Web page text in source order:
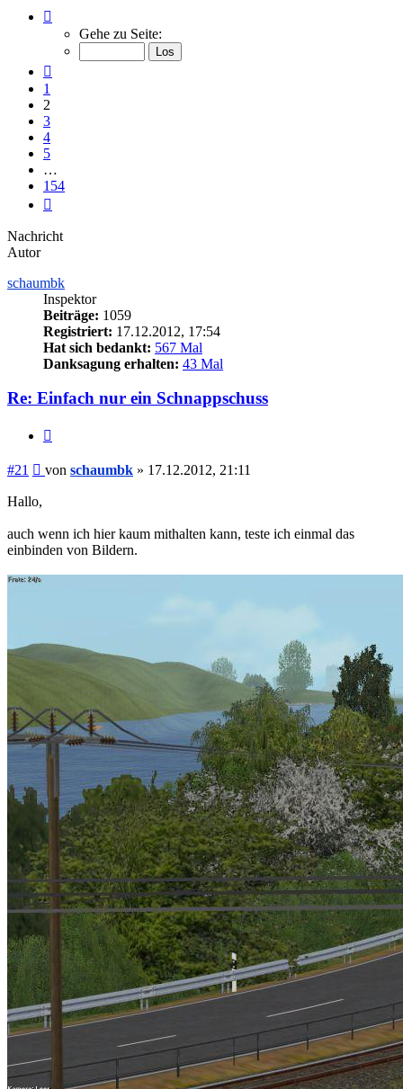
von
Gehe zu Seite:
1
2
3
4
5
…
154
Nachricht
Autor
schaumbk
Inspektor
Beiträge: 1059
Registriert: 17.12.2012, 17:54
Hat sich bedankt: 567 Mal
Danksagung erhalten: 43 Mal
Re: Einfach nur ein Schnappschuss
#21 Beitrag
von schaumbk » 17.12.2012, 21:11
Hallo,
auch wenn ich hier kaum mithalten kann, teste ich einmal das
einbinden von Bildern.